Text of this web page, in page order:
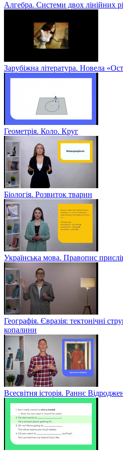
Алгебра. Системи двох лінійних
Зарубіжна література. Новела
Геометрія. Коло. Круг
Біологія. Розвиток тварин
Українська мова. Правопис
Географія. Євразія: тектонічні
копалини
Всесвітня історія. Раннє